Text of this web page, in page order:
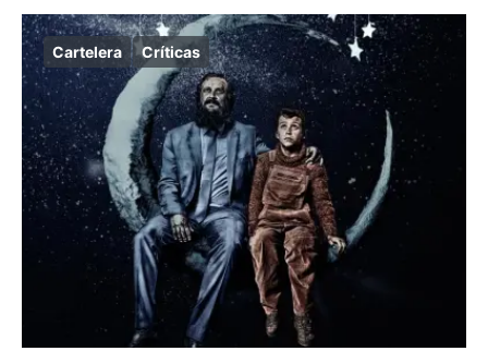
Cartelera Críticas